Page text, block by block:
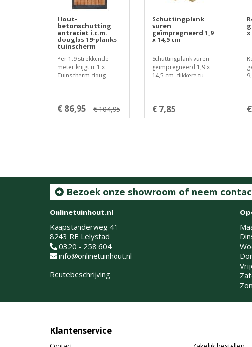
Hout-
betonschutting
antraciet i.c.m.
douglas 19-planks
tuinscherm
Per 1.9 strekkende
meter krijgt u: 1 x
Tuinscherm doug..
€ 86,95 € 104,95
Schuttingplank
vuren
geïmpregneerd 1,9
x 14,5 cm
Schuttingplank vuren
geïmpregneerd 1,9 x
14,5 cm, dikkere tu..
€ 7,85
x
Bezoek onze showroom of neem
Onlinetuinhout.nl
Kaapstanderweg 41
8243 RB Lelystad
0320 - 258 604
info@onlinetuinhout.nl
Routebeschrijving
Klantenservice